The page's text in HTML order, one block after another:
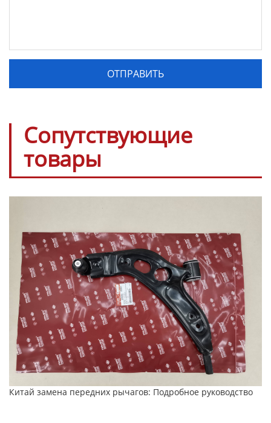
Сопутствующие
товары
Китай замена передних рычагов: Подробное руководство